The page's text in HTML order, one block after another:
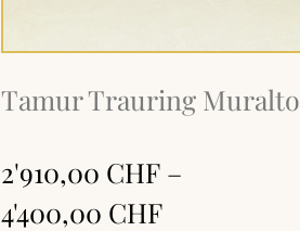
Tamur Trauring Muralto
2'910,00 CHF–
4'400,00 CHF